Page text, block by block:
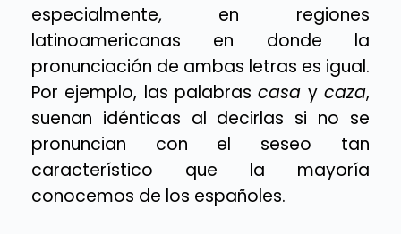
especialmente, en regiones
latinoamericanas en donde la
pronunciación de ambas letras es igual.
Por ejemplo, las palabrascasa ycaza,
suenan idénticas al decirlas si no se
pronuncian con el seseo tan
característico que la mayoría
conocemos de los españoles.